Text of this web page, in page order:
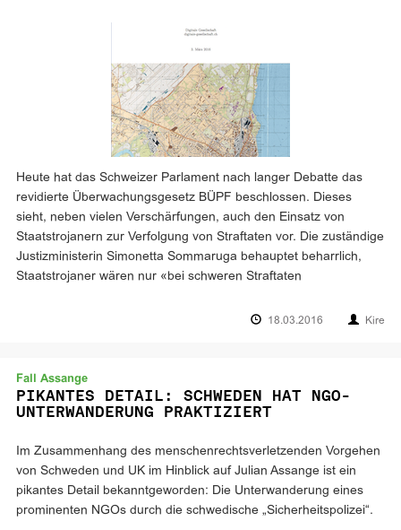
Heute hat das Schweizer Parlament nach langer Debatte das
revidierte Überwachungsgesetz BÜPF beschlossen. Dieses
sieht, neben vielen Verschärfungen, auch den Einsatz von
Staatstrojanern zur Verfolgung von Straftaten vor. Die zuständige
Justizministerin Simonetta Sommaruga behauptet beharrlich,
Staatstrojaner wären nur «bei schweren Straftaten
18.03.2016 Kire
Fall Assange
PIKANTES DETAIL: SCHWEDEN HAT NGO-
UNTERWANDERUNG PRAKTIZIERT
Im Zusammenhang des menschenrechtsverletzenden Vorgehen
von Schweden und UK im Hinblick auf Julian Assange ist ein
pikantes Detail bekanntgeworden: Die Unterwanderung eines
prominenten NGOs durch die schwedische „Sicherheitspolizei“.